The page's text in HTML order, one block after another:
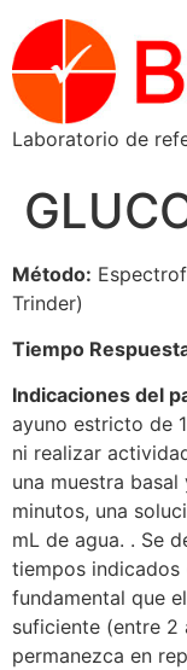
Laboratorio de
Método:
Trinder)
Tiempo
Indicaciones del
ayuno estricto de
ni realizar
una muestra
minutos, una
mL de agua. . Se
tiempos indicados
fundamental que
suficiente (entre
permanezca en